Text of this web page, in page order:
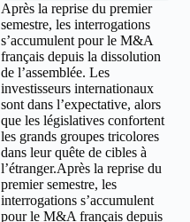
Après la reprise du premier
semestre, les interrogations
s’accumulent pour le M&A
français depuis la dissolution
de l’assemblée. Les
investisseurs internationaux
sont dans l’expectative, alors
que les législatives confortent
les grands groupes tricolores
dans leur quête de cibles à
l’étranger.Après la reprise du
premier semestre, les
interrogations s’accumulent
pour le M&A français depuis